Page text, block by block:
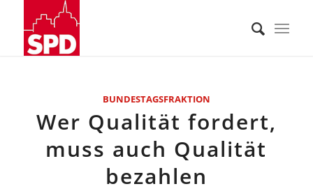
BUNDESTAGSFRAKTION
Wer Qualität fordert,
muss auch Qualität
bezahlen